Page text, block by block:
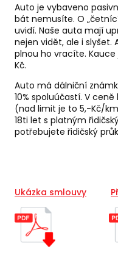
Auto je vybaveno
bát nemusíte. O
uvidí. Naše auta mají
nejen vidět, ale i slyšet.
plnou ho vracíte.
Kč.
Auto má dálniční
10% spoluúčastí. V
(nad limit je to 5,-Kč/
18ti let s platným
potřebujete řidičský
Ukázka smlouvy